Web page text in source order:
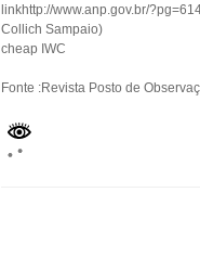
linkhttp://www.anp.gov.br/
Collich Sampaio)
cheap IWC
Fonte :Revista Posto de